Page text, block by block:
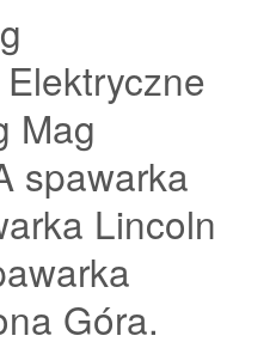
Mag
spawarka
Lincoln
Góra.